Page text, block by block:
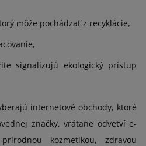
môže pochádzať z recyklácie,
signalizujú ekologický prístup
internetové obchody, ktoré
značky, vrátane odvetví e-
kozmetikou, zdravou